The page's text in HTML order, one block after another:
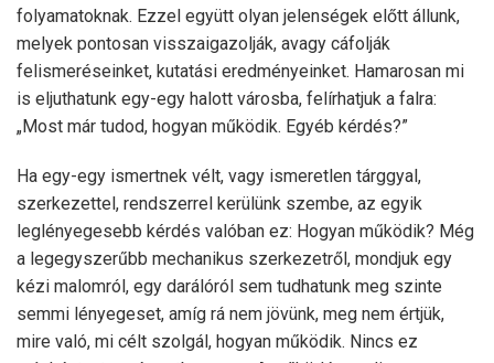
folyamatoknak. Ezzel együtt olyan jelenségek előtt állunk,
melyek pontosan visszaigazolják, avagy cáfolják
felismeréseinket, kutatási eredményeinket. Hamarosan mi
is eljuthatunk egy-egy halott városba, felírhatjuk a falra:
„Most már tudod, hogyan működik. Egyéb kérdés?”
Ha egy-egy ismertnek vélt, vagy ismeretlen tárggyal,
szerkezettel, rendszerrel kerülünk szembe, az egyik
leglényegesebb kérdés valóban ez: Hogyan működik? Még
a legegyszerűbb mechanikus szerkezetről, mondjuk egy
kézi malomról, egy darálóról sem tudhatunk meg szinte
semmi lényegeset, amíg rá nem jövünk, meg nem értjük,
mire való, mi célt szolgál, hogyan működik. Nincs ez